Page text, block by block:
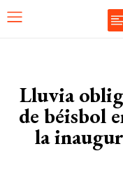
Lluvia
de béisbol
la